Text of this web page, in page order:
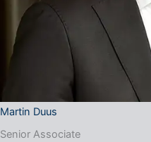
Martin Duus
Senior Associate